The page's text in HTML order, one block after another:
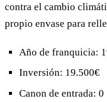
contra el cambio
propio envase para
Año de franquicia:
Inversión: 19.500€
Canon de entrada: 0